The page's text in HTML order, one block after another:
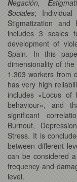
Negación, E
Sociales; Individual
Stigmatization and
includes 3 scales
development of
Spain. In this
dimensionality of
1.303 workers from
has very high
includes «Locus of
behaviour», and
significant
Burnout,
Stress. It is
between different
can be considered
frequency and
level.